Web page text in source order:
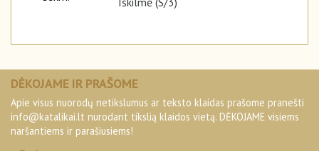
DĖKOJAME IR PRAŠOME
Apie visus nuorodų netikslumus ar teksto klaidas prašome pranešti
info@katalikai.lt nurodant tikslią klaidos vietą. DĖKOJAME visiems
naršantiems ir parašiusiems!